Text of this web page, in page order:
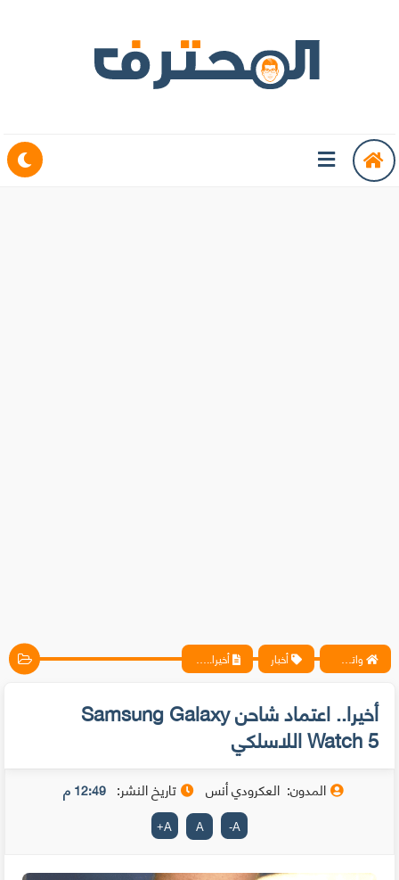
واتس آب ، فيسبوك ، أنترنت ، شروحات تقنية حصرية - المحترف أخبار أخيرا.. اعتماد شاحن Samsung Galaxy Watch 5 اللاسلكي
أخيرا.. اعتماد شاحن Samsung Galaxy
Watch 5 اللاسلكي
المدون: العكرودي أنس تاريخ النشر: 12:49 م
A
-
A
A
+